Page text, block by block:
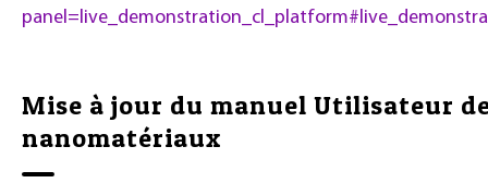
Mise à jour du manuel Utilisateur
nanomatériaux